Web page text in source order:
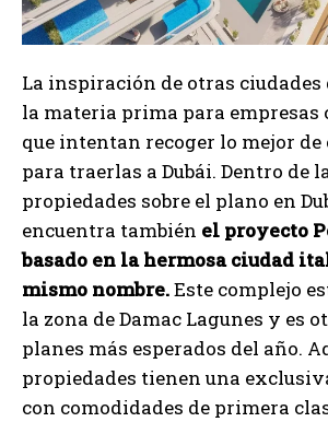
La inspiración de otras ciudades
la materia prima para empresas
que intentan recoger lo mejor
para traerlas a Dubái. Dentro de
propiedades sobre el plano en
encuentra también el proyecto
basado en la hermosa ciudad
mismo nombre.Este complejo
la zona de Damac Lagunes y es
planes más esperados del año.
propiedades tienen una
con comodidades de primera